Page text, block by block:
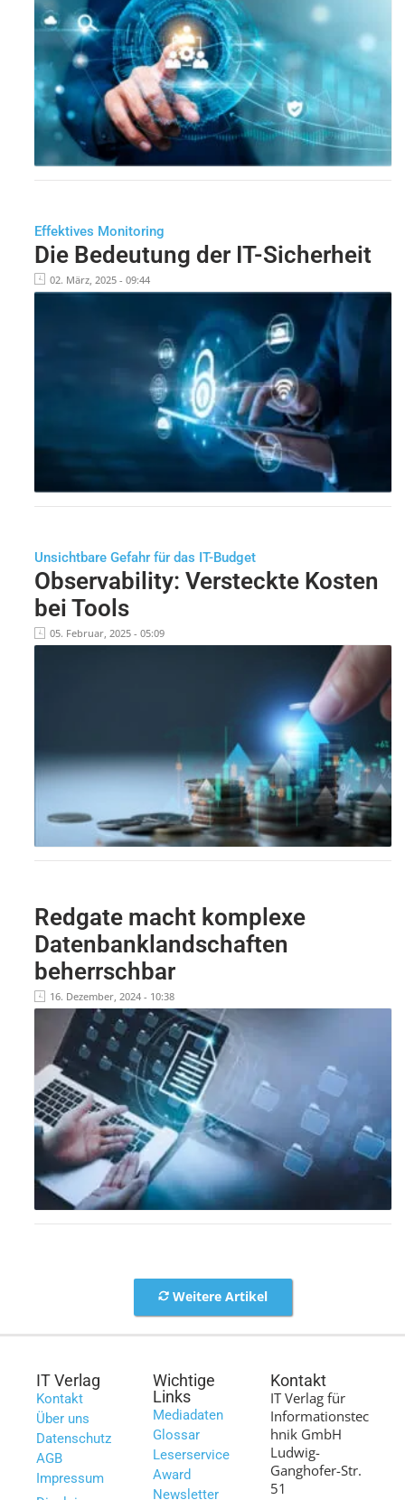
Effektives Monitoring
Die Bedeutung der IT-Sicherheit
02. März, 2025 - 09:44
Unsichtbare Gefahr für das IT-Budget
Observability: Versteckte Kosten
bei Tools
05. Februar, 2025 - 05:09
Redgate macht komplexe
Datenbanklandschaften
beherrschbar
16. Dezember, 2024 - 10:38
Weitere Artikel
IT Verlag
Kontakt
Über uns
Datenschutz
AGB
Impressum
Wichtige
Links
Mediadaten
Glossar
Leserservice
Award
Newsletter
Kontakt
IT Verlag für
Informationstec
hnik GmbH
Ludwig-
Ganghofer-Str.
51